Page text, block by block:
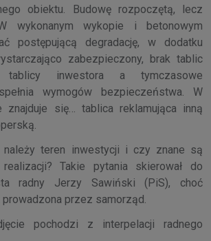
obiektu. Budowę rozpoczętą, lecz
wykonanym wykopie i betonowym
postępującą degradację, w dodatku
zabezpieczony, brak tablic
tablicy inwestora a tymczasowe
wymogów bezpieczeństwa. W
znajduje się… tablica reklamująca inną
należy teren inwestycji i czy znane są
Takie pytania skierował do
radny Jerzy Sawiński (PiS), choć
przez samorząd.
pochodzi z interpelacji radnego